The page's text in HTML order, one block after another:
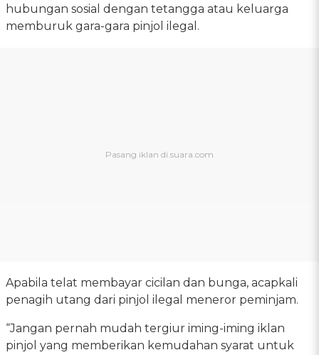
hubungan sosial dengan tetangga atau keluarga
memburuk gara-gara pinjol ilegal.
Apabila telat membayar cicilan dan bunga, acapkali
penagih utang dari pinjol ilegal meneror peminjam.
“Jangan pernah mudah tergiur iming-iming iklan
pinjol yang memberikan kemudahan syarat untuk